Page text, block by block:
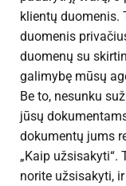
klientų duomenis.
duomenis
duomenų su
galimybę mūsų
Be to, nesunku
jūsų
dokumentų jums
„Kaip užsisakyti“.
norite užsisakyti,